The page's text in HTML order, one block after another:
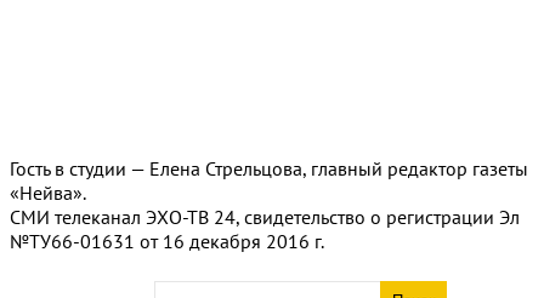
Гость в студии — Елена Стрельцова, главный редактор газеты
«Нейва».
СМИ телеканал ЭХО-ТВ 24, свидетельство о регистрации Эл
№ТУ66-01631 от 16 декабря 2016 г.